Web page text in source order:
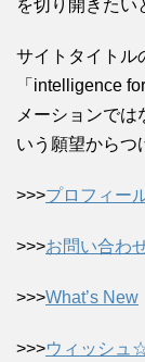
を切り開きたい
サイトタイトル
「intelligence
メーションで
いう願望からつ
>>>プロフィー
>>>お問い合わ
>>>What’s New
>>>ウィッシュ